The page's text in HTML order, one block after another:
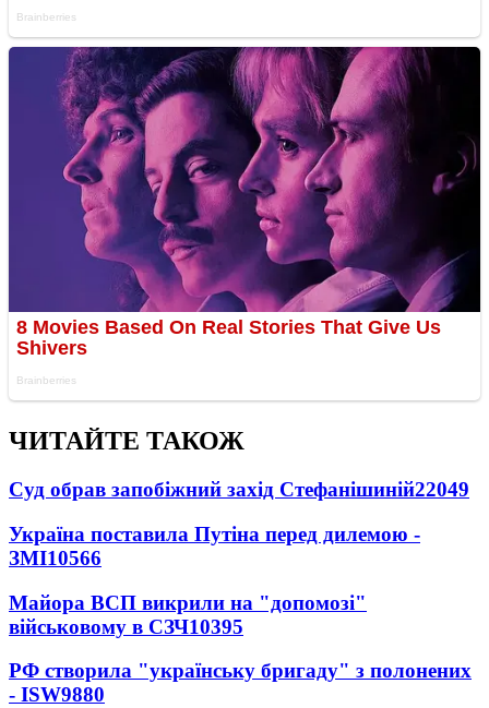
ЧИТАЙТЕ ТАКОЖ
Суд обрав запобіжний захід Стефанішиній22049
Україна поставила Путіна перед дилемою -
ЗМІ10566
Майора ВСП викрили на "допомозі"
військовому в СЗЧ10395
РФ створила "українську бригаду" з полонених
- ISW9880